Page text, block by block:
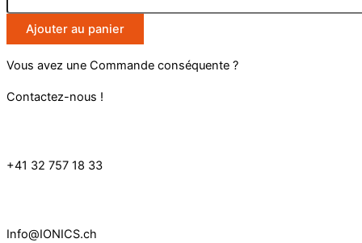
Ajouter au panier
Vous avez une Commande conséquente ?
Contactez-nous !
+41 32 757 18 33
Info@IONICS.ch